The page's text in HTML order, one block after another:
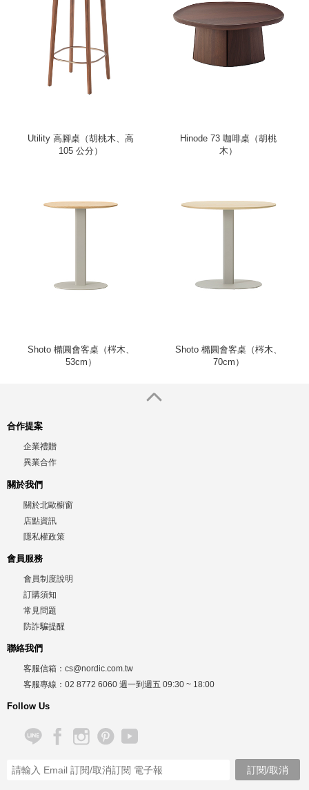
Utility 高腳桌（胡桃木、高
105 公分）
Hinode 73 咖啡桌（胡桃
木）
Shoto 橢圓會客桌（梣木、
53cm）
Shoto 橢圓會客桌（梣木、
70cm）
合作提案
企業禮贈
異業合作
關於我們
關於北歐櫥窗
店點資訊
隱私權政策
會員服務
會員制度說明
訂購須知
常見問題
防詐騙提醒
聯絡我們
客服信箱： cs@nordic.com.tw
客服專線： 02 8772 6060 週一到週五 09:30 ~ 18:00
Follow Us